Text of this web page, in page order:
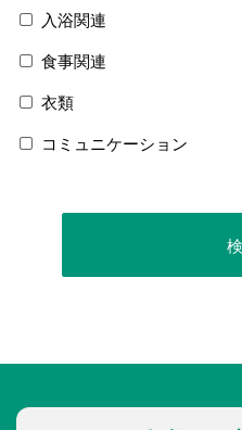
入浴関連
食事関連
衣類
コミュニケーション